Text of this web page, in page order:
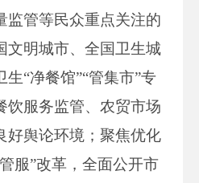
监管等民众重点关注的
文明城市、全国卫生城
“净餐馆”“管集市”专
饮服务监管、农贸市场
好舆论环境；聚焦优化
服”改革，全面公开市